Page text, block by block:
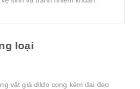
loại
vật giả dildo cong kèm đai đeo